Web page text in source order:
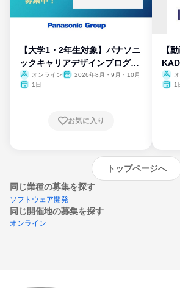
【大学1・2年生対象】パナソニ
ックキャリアデザインプログラ
ム
オンライン
2026年8月・9月・10月
1日
お気に入り
【
1
トップページへ
同じ業種の募集を探す
ソフトウェア開発
同じ開催地の募集を探す
オンライン